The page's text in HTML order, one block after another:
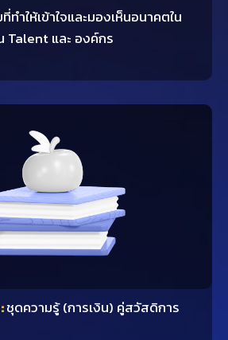
ำให้เข้าใจและมองเห็นอนาคตใน
Talent และ องค์กร
ชุดความรู้ (การเงิน) คู่สวัสดิการ